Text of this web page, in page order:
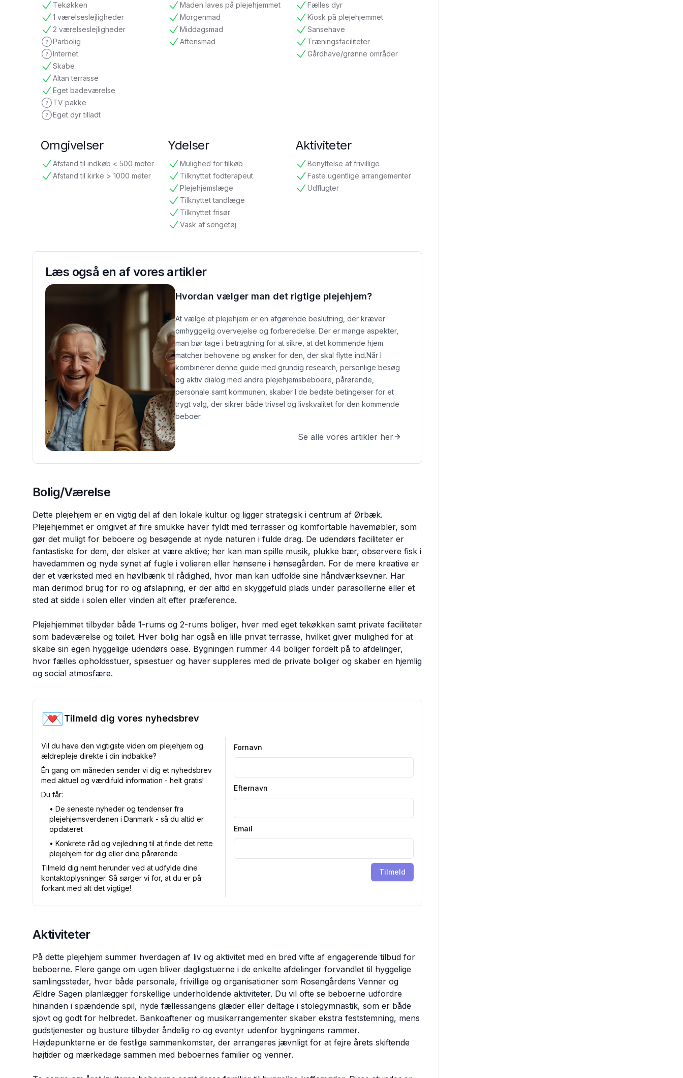
Tekøkken
tilgængelig
1 værelseslejligheder
tilgængelig
2 værelseslejligheder
tilgængelig
Parbolig
ikke oplyst
Internet
ikke oplyst
Skabe
tilgængelig
Altan terrasse
tilgængelig
Eget badeværelse
tilgængelig
TV pakke
ikke oplyst
Eget dyr tilladt
ikke oplyst
Maden laves på plejehjemmet
tilgængelig
Morgenmad
tilgængelig
Middagsmad
tilgængelig
Aftensmad
tilgængelig
Fælles dyr
tilgængelig
Kiosk på plejehjemmet
tilgængelig
Sansehave
tilgængelig
Træningsfaciliteter
tilgængelig
Gårdhave/grønne områder
tilgængelig
Omgivelser
Afstand til indkøb < 500 meter
tilgængelig
Afstand til kirke > 1000 meter
tilgængelig
Ydelser
Mulighed for tilkøb
tilgængelig
Tilknyttet fodterapeut
tilgængelig
Plejehjemslæge
tilgængelig
Tilknyttet tandlæge
tilgængelig
Tilknyttet frisør
tilgængelig
Vask af sengetøj
tilgængelig
Aktiviteter
Benyttelse af frivillige
tilgængelig
Faste ugentlige arrangementer
tilgængelig
Udflugter
tilgængelig
Læs også en af vores artikler
Hvordan vælger man det rigtige plejehjem?
At vælge et plejehjem er en afgørende beslutning, der kræver
omhyggelig overvejelse og forberedelse. Der er mange aspekter,
man bør tage i betragtning for at sikre, at det kommende hjem
matcher behovene og ønsker for den, der skal flytte ind.Når I
kombinerer denne guide med grundig research, personlige besøg
og aktiv dialog med andre plejehjemsbeboere, pårørende,
personale samt kommunen, skaber I de bedste betingelser for et
trygt valg, der sikrer både trivsel og livskvalitet for den kommende
beboer.
Se alle vores artikler her
Bolig/Værelse
Dette plejehjem er en vigtig del af den lokale kultur og ligger strategisk i centrum af Ørbæk.
Plejehjemmet er omgivet af fire smukke haver fyldt med terrasser og komfortable havemøbler, som
gør det muligt for beboere og besøgende at nyde naturen i fulde drag. De udendørs faciliteter er
fantastiske for dem, der elsker at være aktive; her kan man spille musik, plukke bær, observere fisk i
havedammen og nyde synet af fugle i volieren eller hønsene i hønsegården. For de mere kreative er
der et værksted med en høvlbænk til rådighed, hvor man kan udfolde sine håndværksevner. Har
man derimod brug for ro og afslapning, er der altid en skyggefuld plads under parasollerne eller et
sted at sidde i solen eller vinden alt efter præference.
Plejehjemmet tilbyder både 1-rums og 2-rums boliger, hver med eget tekøkken samt private faciliteter
som badeværelse og toilet. Hver bolig har også en lille privat terrasse, hvilket giver mulighed for at
skabe sin egen hyggelige udendørs oase. Bygningen rummer 44 boliger fordelt på to afdelinger,
hvor fælles opholdsstuer, spisestuer og haver suppleres med de private boliger og skaber en hjemlig
og social atmosfære.
💌Tilmeld dig vores nyhedsbrev
Vil du have den vigtigste viden om plejehjem og
ældrepleje direkte i din indbakke?
Én gang om måneden sender vi dig et nyhedsbrev
med aktuel og værdifuld information - helt gratis!
Du får:
•⁠ De seneste nyheder og tendenser fra
plejehjemsverdenen i Danmark - så du altid er
opdateret
•⁠ Konkrete råd og vejledning til at finde det rette
plejehjem for dig eller dine pårørende
Tilmeld dig nemt herunder ved at udfylde dine
kontaktoplysninger. Så sørger vi for, at du er på
forkant med alt det vigtige!
Fornavn
Efternavn
Email
Tilmeld
Aktiviteter
På dette plejehjem summer hverdagen af liv og aktivitet med en bred vifte af engagerende tilbud for
beboerne. Flere gange om ugen bliver dagligstuerne i de enkelte afdelinger forvandlet til hyggelige
samlingssteder, hvor både personale, frivillige og organisationer som Rosengårdens Venner og
Ældre Sagen planlægger forskellige underholdende aktiviteter. Du vil ofte se beboerne udfordre
hinanden i spændende spil, nyde fællessangens glæder eller deltage i stolegymnastik, som er både
sjovt og godt for helbredet. Bankoaftener og musikarrangementer skaber ekstra feststemning, mens
gudstjenester og busture tilbyder åndelig ro og eventyr udenfor bygningens rammer.
Højdepunkterne er de festlige sammenkomster, der arrangeres jævnligt for at fejre årets skiftende
højtider og mærkedage sammen med beboernes familier og venner.